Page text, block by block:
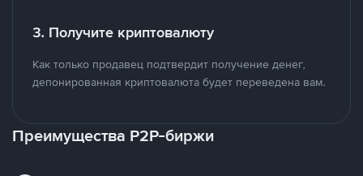
3. Получите криптовалюту
Как только продавец подтвердит получение денег,
депонированная криптовалюта будет переведена вам.
Преимущества P2P-биржи